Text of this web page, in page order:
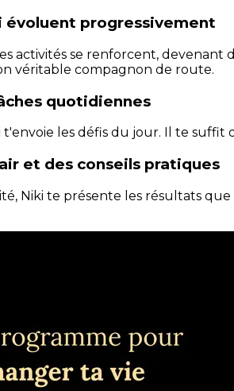
évoluent progressivement
activités se renforcent,
véritable compagnon de route.
quotidiennes
t'envoie les défis du jour. Il te
et des conseils pratiques
Niki te présente les résultats